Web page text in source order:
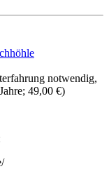
notwendig,
49,00 €)